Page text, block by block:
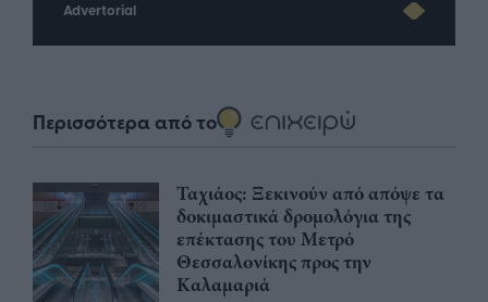
Advertorial
Περισσότερα από το
Ταχιάος: Ξεκινούν από απόψε τα
δοκιμαστικά δρομολόγια της
επέκτασης του Μετρό
Θεσσαλονίκης προς την
Καλαμαριά